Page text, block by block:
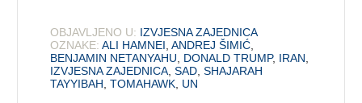
OBJAVLJENO U: IZVJESNA ZAJEDNICA
OZNAKE: ALI HAMNEI ,ANDREJ ŠIMIĆ
BENJAMIN NETANYAHU
DONALD TRUMP, IRAN
IZVJESNA ZAJEDNICA ,SAD ,SHAJARAH
TAYYIBAH ,TOMAHAWK UN